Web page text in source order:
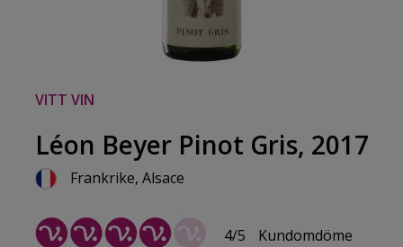
VITT VIN
Léon Beyer Pinot Gris, 2017
Frankrike, Alsace
4/5 Kundomdöme